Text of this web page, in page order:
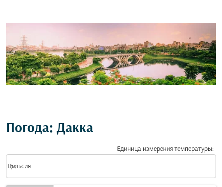
Погода: Дакка
Единица измерения температуры:
Цельсия
keyboard_arrow_down